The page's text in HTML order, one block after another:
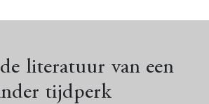
literatuur van een
tijdperk